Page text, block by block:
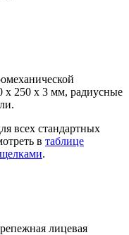
x 250 x 3 мм, радиусные
всех стандартных
в таблице
.
лицевая